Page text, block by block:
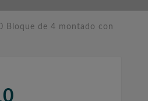
Bloque de 4 montado con